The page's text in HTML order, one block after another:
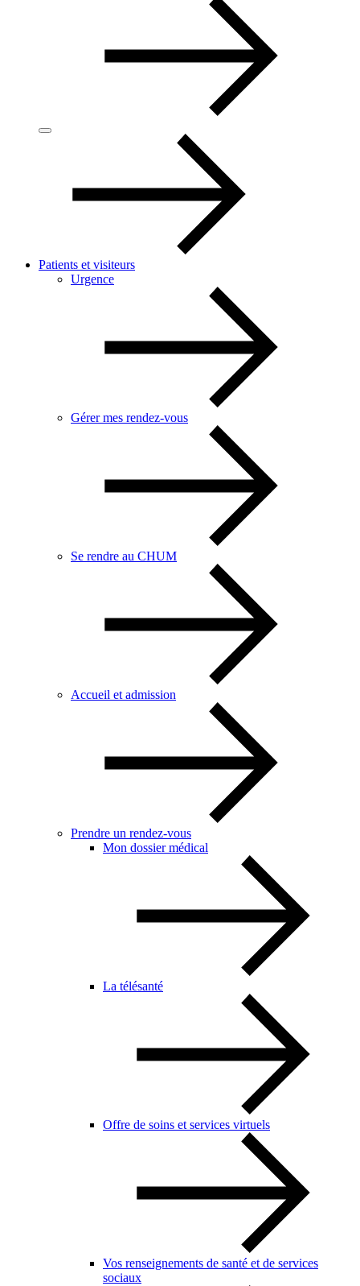
Patients et visiteurs
Urgence
Gérer mes rendez-vous
Se rendre au CHUM
Accueil et admission
Prendre un rendez-vous
Mon dossier médical
La télésanté
Offre de soins et services virtuels
Vos renseignements de santé et de services
sociaux